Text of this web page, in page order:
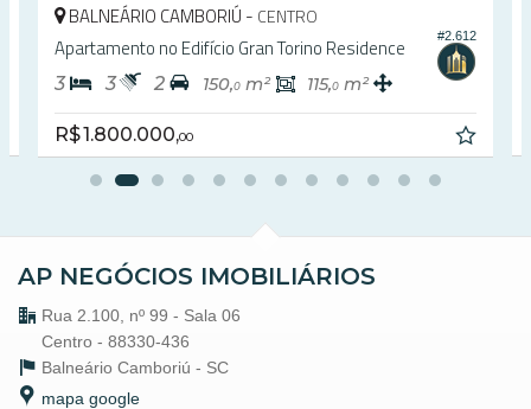
#2.612
BALNEÁRIO CAMBORIÚ - CENTRO
Apartamento no Edifício Gran Torino Residence
3 3 2 150,0 m² 115,0 m²
R$ 1.800.000,00
AP NEGÓCIOS IMOBILIÁRIOS
Rua 2.100, nº 99 - Sala 06
Centro - 88330-436
Balneário Camboriú - SC
mapa google